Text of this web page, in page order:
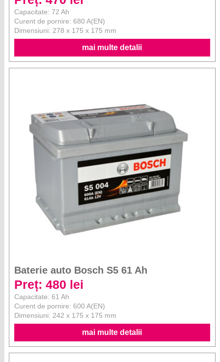
Capacitate: 72 Ah
Curent de pornire: 680 A(EN)
Dimensiuni: 278 x 175 x 175 mm
mai multe detalii
Baterie auto Bosch S5 61 Ah
Preț: 480 lei
Capacitate: 61 Ah
Curent de pornire: 600 A(EN)
Dimensiuni: 242 x 175 x 175 mm
mai multe detalii